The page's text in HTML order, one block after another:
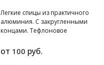
Легкие спицы из практичного
алюминия. С закругленными
концами. Тефлоновое
покрытие обеспечивает
гладкое скольжение пряжи.
Ограничитель на спице
от 100 руб.